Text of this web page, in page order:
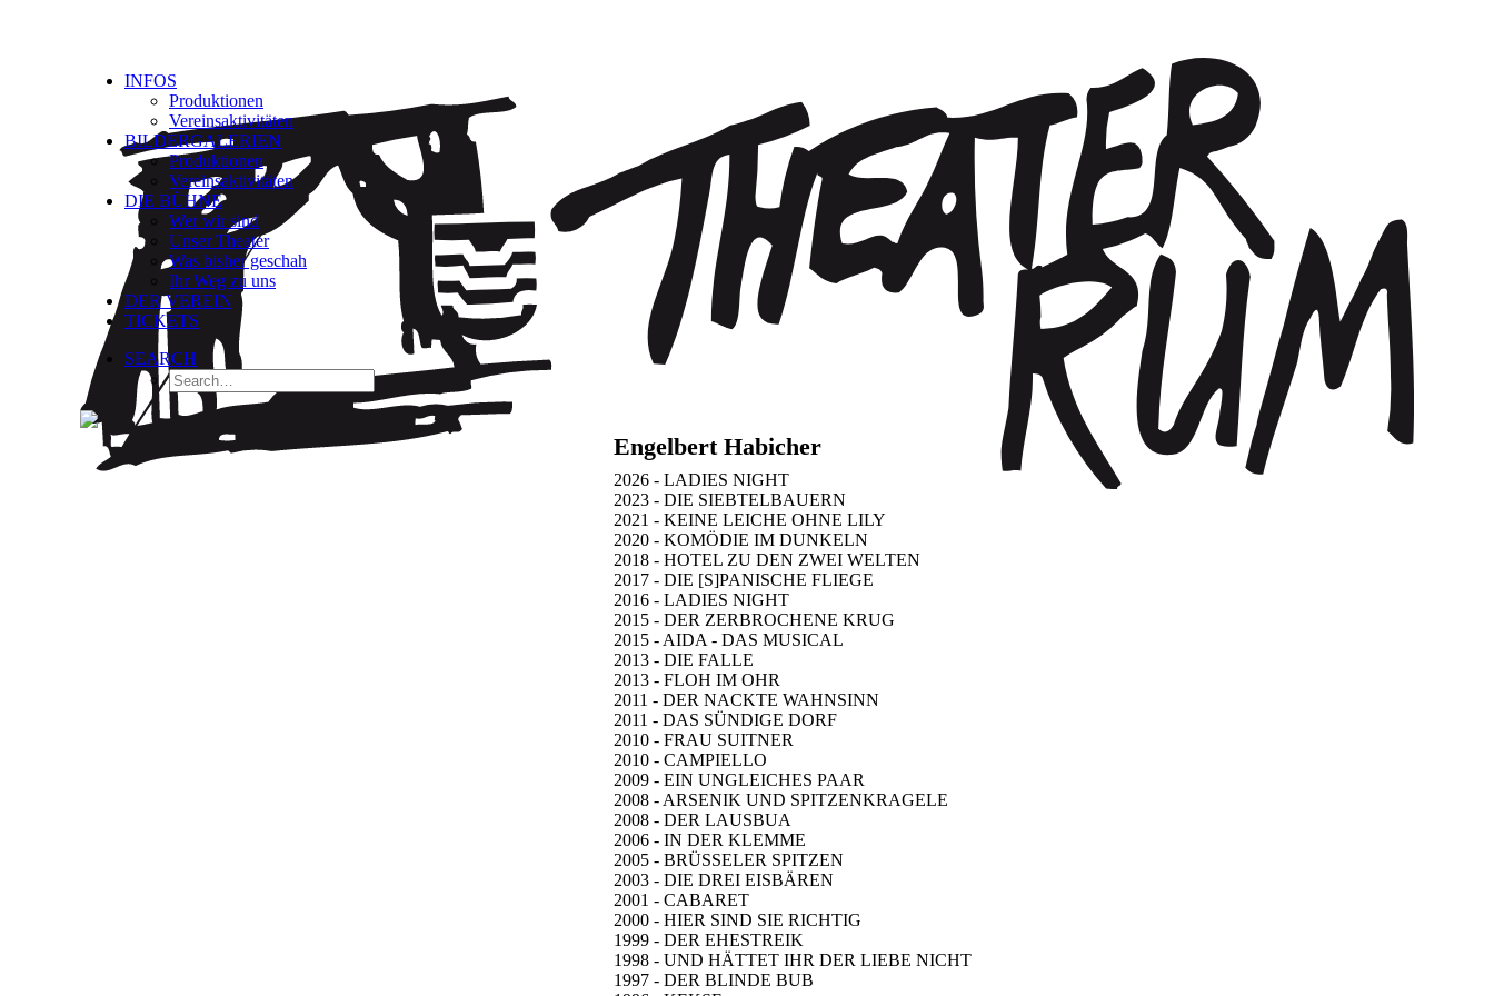
INFOS
Produktionen
Vereinsaktivitäten
BILDERGALERIEN
Produktionen
Vereinsaktivitäten
DIE BÜHNE
Wer wir sind
Unser Theater
Was bisher geschah
Ihr Weg zu uns
DER VEREIN
TICKETS
SEARCH
Engelbert Habicher
2026 - LADIES NIGHT
2023 - DIE SIEBTELBAUERN
2021 - KEINE LEICHE OHNE LILY
2020 - KOMÖDIE IM DUNKELN
2018 - HOTEL ZU DEN ZWEI WELTEN
2017 - DIE [S]PANISCHE FLIEGE
2016 - LADIES NIGHT
2015 - DER ZERBROCHENE KRUG
2015 - AIDA - DAS MUSICAL
2013 - DIE FALLE
2013 - FLOH IM OHR
2011 - DER NACKTE WAHNSINN
2011 - DAS SÜNDIGE DORF
2010 - FRAU SUITNER
2010 - CAMPIELLO
2009 - EIN UNGLEICHES PAAR
2008 - ARSENIK UND SPITZENKRAGELE
2008 - DER LAUSBUA
2006 - IN DER KLEMME
2005 - BRÜSSELER SPITZEN
2003 - DIE DREI EISBÄREN
2001 - CABARET
2000 - HIER SIND SIE RICHTIG
1999 - DER EHESTREIK
1998 - UND HÄTTET IHR DER LIEBE NICHT
1997 - DER BLINDE BUB